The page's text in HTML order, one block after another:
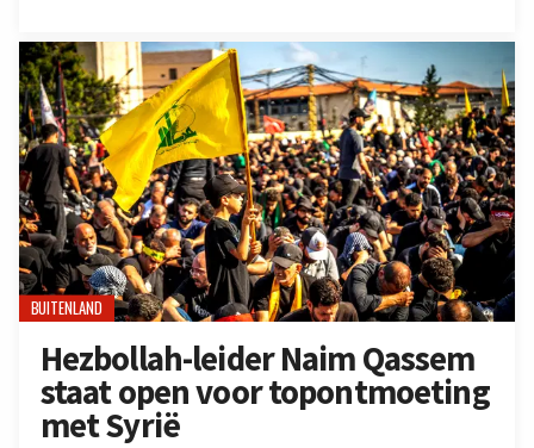
BUITENLAND
Hezbollah-leider Naim Qassem
staat open voor topontmoeting
met Syrië